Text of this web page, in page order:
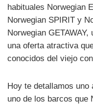
habituales Norwegian
Norwegian SPIRIT y
Norwegian
una oferta atractiva
conocidos del viejo
Hoy te detallamos uno
uno de los barcos que